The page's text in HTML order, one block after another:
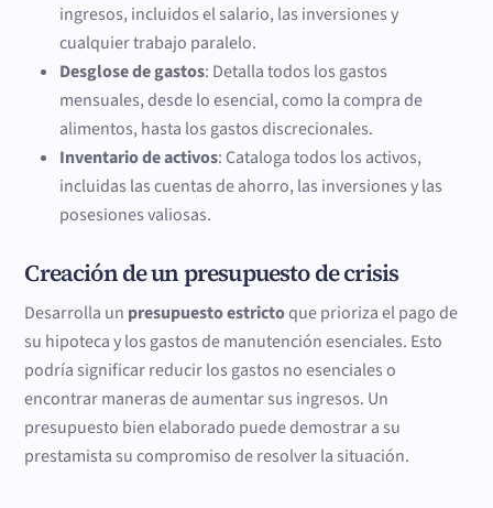
ingresos, incluidos el salario, las inversiones y
cualquier trabajo paralelo.
Desglose de gastos: Detalla todos los gastos
mensuales, desde lo esencial, como la compra de
alimentos, hasta los gastos discrecionales.
Inventario de activos: Cataloga todos los activos,
incluidas las cuentas de ahorro, las inversiones y las
posesiones valiosas.
Creación de un presupuesto de crisis
Desarrolla un presupuesto estrictoque prioriza el pago de
su hipoteca y los gastos de manutención esenciales. Esto
podría significar reducir los gastos no esenciales o
encontrar maneras de aumentar sus ingresos. Un
presupuesto bien elaborado puede demostrar a su
prestamista su compromiso de resolver la situación.